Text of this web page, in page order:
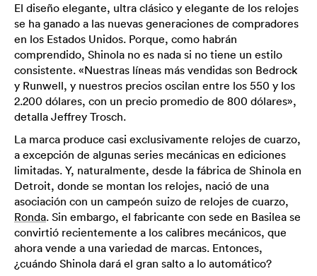
El diseño elegante, ultra clásico y elegante de los relojes
se ha ganado a las nuevas generaciones de compradores
en los Estados Unidos. Porque, como habrán
comprendido, Shinola no es nada si no tiene un estilo
consistente. «Nuestras líneas más vendidas son Bedrock
y Runwell, y nuestros precios oscilan entre los 550 y los
2.200 dólares, con un precio promedio de 800 dólares»,
detalla Jeffrey Trosch.
La marca produce casi exclusivamente relojes de cuarzo,
a excepción de algunas series mecánicas en ediciones
limitadas. Y, naturalmente, desde la fábrica de Shinola en
Detroit, donde se montan los relojes, nació de una
asociación con un campeón suizo de relojes de cuarzo,
Ronda. Sin embargo, el fabricante con sede en Basilea se
convirtió recientemente a los calibres mecánicos, que
ahora vende a una variedad de marcas. Entonces,
¿cuándo Shinola dará el gran salto a lo automático?